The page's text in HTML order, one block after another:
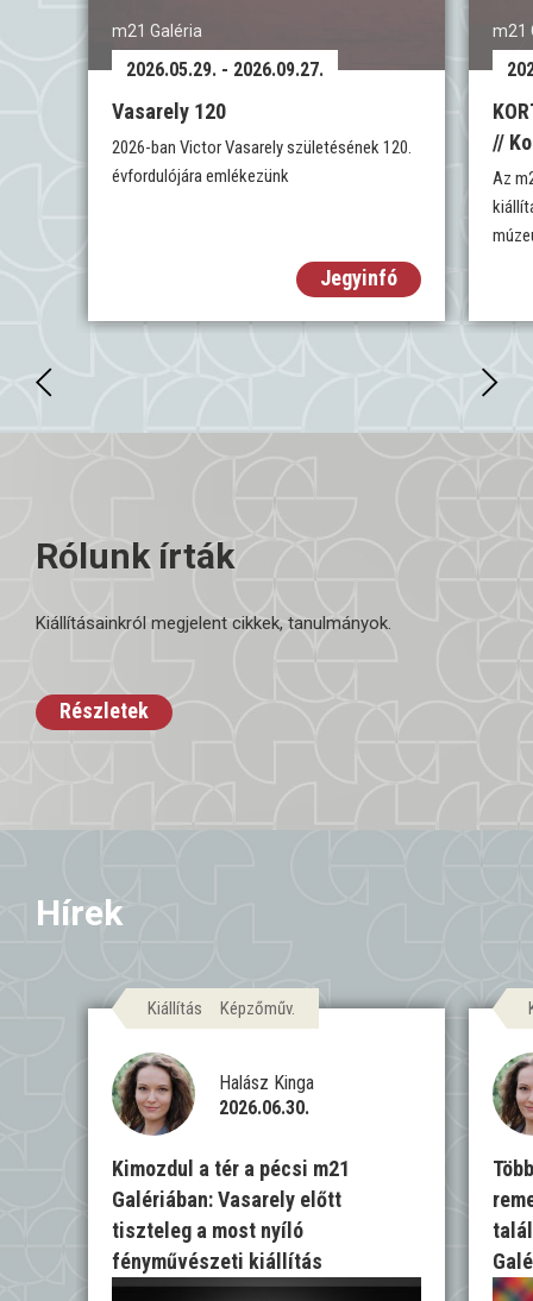
m21 Galéria
2026.05.29. - 2026.09.27.
Vasarely 120
2026-ban Victor Vasarely születésének 120.
évfordulójára emlékezünk
Jegyinfó
m21
//
Az
Rólunk írták
Kiállításainkról megjelent cikkek, tanulmányok.
Részletek
Hírek
Kiállítás Képzőműv.
Halász Kinga
2026.06.30.
Kimozdul a tér a pécsi m21
Galériában: Vasarely előtt
tiszteleg a most nyíló
fényművészeti kiállítás